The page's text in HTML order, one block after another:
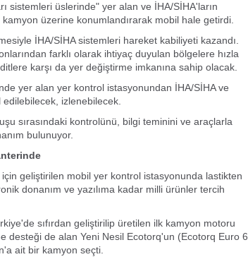
sistemleri üslerinde" yer alan ve İHA/SİHA'ların
üzerine konumlandırarak mobil hale getirdi.
İHA/SİHA sistemleri hareket kabiliyeti kazandı.
farklı olarak ihtiyaç duyulan bölgelere hızla
karşı da yer değiştirme imkanına sahip olacak.
yer alan yer kontrol istasyonundan İHA/SİHA ve
izlenebilecek.
sırasındaki kontrolünü, bilgi teminini ve araçlarla
bulunuyor.
geliştirilen mobil yer kontrol istasyonunda lastikten
donanım ve yazılıma kadar milli ürünler tercih
sıfırdan geliştirilip üretilen ilk kamyon motoru
desteği de alan Yeni Nesil Ecotorq'un (Ecotorq Euro 6
ait bir kamyon seçti.